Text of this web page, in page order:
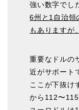
強い数字でし
6州と1自治領
もありますが
重要なドルの
近がサポート
ここが下抜け
から112〜